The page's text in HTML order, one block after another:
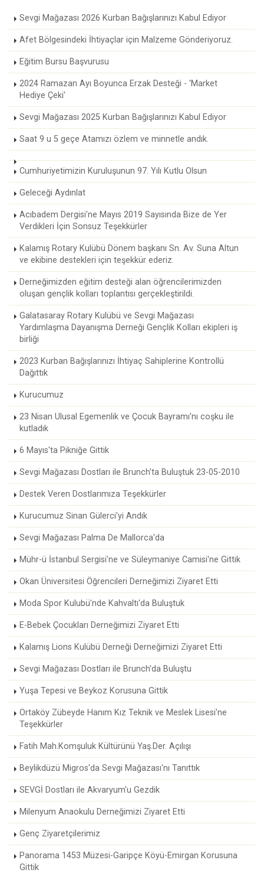
Sevgi Mağazası 2026 Kurban Bağışlarınızı Kabul Ediyor
Afet Bölgesindeki İhtiyaçlar için Malzeme Gönderiyoruz.
Eğitim Bursu Başvurusu
2024 Ramazan Ayı Boyunca Erzak Desteği - 'Market
Hediye Çeki'
Sevgi Mağazası 2025 Kurban Bağışlarınızı Kabul Ediyor
Saat 9 u 5 geçe Atamızı özlem ve minnetle andık.
Cumhuriyetimizin Kuruluşunun 97. Yılı Kutlu Olsun
Geleceği Aydınlat
Acıbadem Dergisi'ne Mayıs 2019 Sayısında Bize de Yer
Verdikleri İçin Sonsuz Teşekkürler
Kalamış Rotary Kulübü Dönem başkanı Sn. Av. Suna Altun
ve ekibine destekleri için teşekkür ederiz.
Derneğimizden eğitim desteği alan öğrencilerimizden
oluşan gençlik kolları toplantısı gerçekleştirildi.
Galatasaray Rotary Kulübü ve Sevgi Mağazası
Yardımlaşma Dayanışma Derneği Gençlik Kolları ekipleri iş
birliği
2023 Kurban Bağışlarınızı İhtiyaç Sahiplerine Kontrollü
Dağıttık
Kurucumuz
23 Nisan Ulusal Egemenlik ve Çocuk Bayramı'nı coşku ile
kutladık
6 Mayıs'ta Pikniğe Gittik
Sevgi Mağazası Dostları ile Brunch'ta Buluştuk 23-05-2010
Destek Veren Dostlarımıza Teşekkürler
Kurucumuz Sinan Gülerci'yi Andık
Sevgi Mağazası Palma De Mallorca'da
Mühr-ü İstanbul Sergisi'ne ve Süleymaniye Camisi'ne Gittik
Okan Üniversitesi Öğrencileri Derneğimizi Ziyaret Etti
Moda Spor Kulubü'nde Kahvaltı'da Buluştuk
E-Bebek Çocukları Derneğimizi Ziyaret Etti
Kalamış Lions Kulübü Derneği Derneğimizi Ziyaret Etti
Sevgi Mağazası Dostları ile Brunch'da Buluştu
Yuşa Tepesi ve Beykoz Korusuna Gittik
Ortaköy Zübeyde Hanım Kız Teknik ve Meslek Lisesi'ne
Teşekkürler
Fatih Mah.Komşuluk Kültürünü Yaş.Der. Açılışı
Beylikdüzü Migros'da Sevgi Mağazası'nı Tanıttık
SEVGİ Dostları ile Akvaryum'u Gezdik
Milenyum Anaokulu Derneğimizi Ziyaret Etti
Genç Ziyaretçilerimiz
Panorama 1453 Müzesi-Garipçe Köyü-Emirgan Korusuna
Gittik